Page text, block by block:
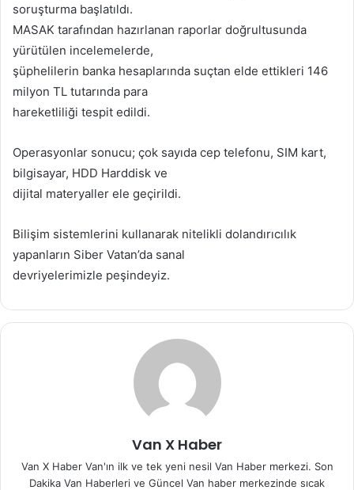
soruşturma başlatıldı.
MASAK tarafından hazırlanan raporlar doğrultusunda
yürütülen incelemelerde,
şüphelilerin banka hesaplarında suçtan elde ettikleri 146
milyon TL tutarında para
hareketliliği tespit edildi.
Operasyonlar sonucu; çok sayıda cep telefonu, SIM kart,
bilgisayar, HDD Harddisk ve
dijital materyaller ele geçirildi.
Bilişim sistemlerini kullanarak nitelikli dolandırıcılık
yapanların Siber Vatan’da sanal
devriyelerimizle peşindeyiz.
Van X Haber
Van X Haber Van'ın ilk ve tek yeni nesil Van Haber merkezi. Son
Dakika Van Haberleri ve Güncel Van haber merkezinde sıcak